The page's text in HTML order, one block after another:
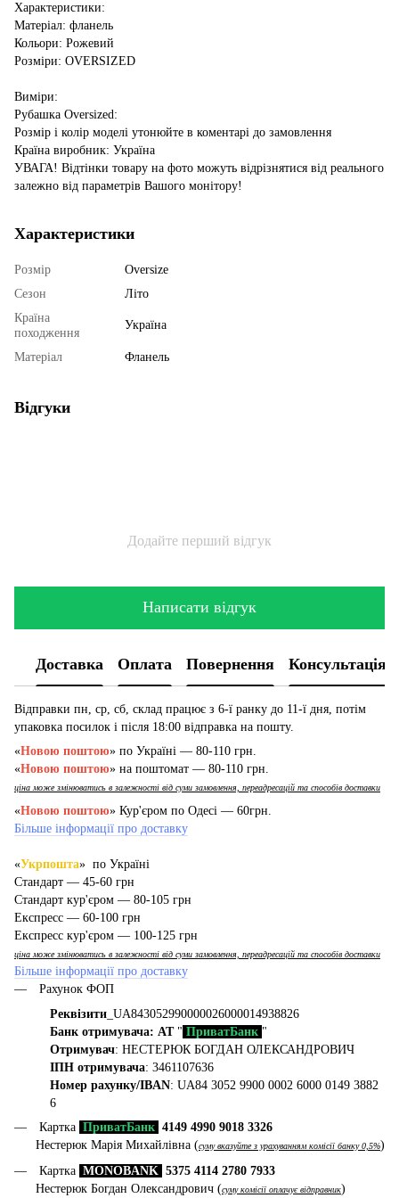
Характеристики:
Матеріал: фланель
Кольори: Рожевий
Розміри: OVERSIZED
Виміри:
Рубашка Oversized:
Розмір і колір моделі утонюйте в коментарі до замовлення
Країна виробник: Україна
УВАГА! Відтінки товару на фото можуть відрізнятися від реального
залежно від параметрів Вашого монітору!
Характеристики
Розмір
Oversize
Сезон
Літо
Країна
походження
Україна
Матеріал Фланель
Відгуки
Додайте перший відгук
Написати відгук
Доставка Оплата Повернення Консультація
Відправки пн, ср, сб, склад працює з 6-ї ранку до 11-ї дня, потім
упаковка посилок і після 18:00 відправка на пошту.
«Новою поштою» по Україні — 80-110 грн.
«Новою поштою» на поштомат — 80-110 грн.
ціна може змінюватись в залежності від суми замовлення, переадресацій та способів доставки
«Новою поштою» Кур'єром по Одесі — 60грн.
Більше інформації про доставку
«Укрпошта» по Україні
Стандарт — 45-60 грн
Стандарт кур'єром — 80-105 грн
Експресс — 60-100 грн
Експресс кур'єром — 100-125 грн
ціна може змінюватись в залежності від суми замовлення, переадресацій та способів доставки
Більше інформації про доставку
Рахунок ФОП
Реквізити _UA843052990000026000014938826
Банк отримувача: АТ" ПриватБанк "
Отримувач: НЕСТЕРЮК БОГДАН ОЛЕКСАНДРОВИЧ
ІПН отримувача: 3461107636
Номер рахунку/IBAN: UA84 3052 9900 0002 6000 0149 3882
6
Картка ПриватБанк 4149 4990 9018 3326
Нестерюк Марія Михайлівна (суму вказуйте з урахуванням комісії банку 0,5%)
Картка MONOBANK 5375 4114 2780 7933
Нестерюк Богдан Олександрович (суму комісії оплачує відправник)